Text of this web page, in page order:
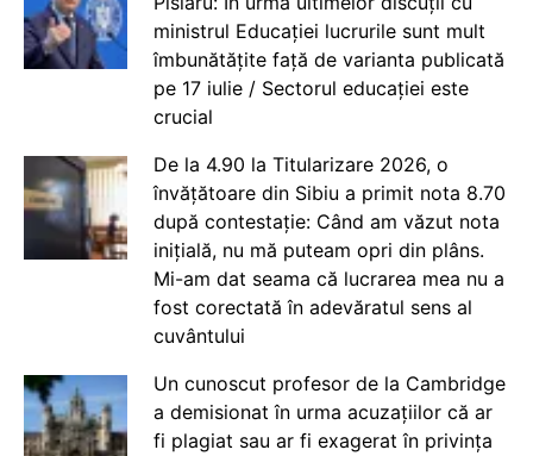
ministrul Educației lucrurile sunt mult
îmbunătățite față de varianta publicată
pe 17 iulie / Sectorul educației este
crucial
De la 4.90 la Titularizare 2026, o
învățătoare din Sibiu a primit nota 8.70
după contestație: Când am văzut nota
inițială, nu mă puteam opri din plâns.
Mi-am dat seama că lucrarea mea nu a
fost corectată în adevăratul sens al
cuvântului
Un cunoscut profesor de la Cambridge
a demisionat în urma acuzațiilor că ar
fi plagiat sau ar fi exagerat în privința